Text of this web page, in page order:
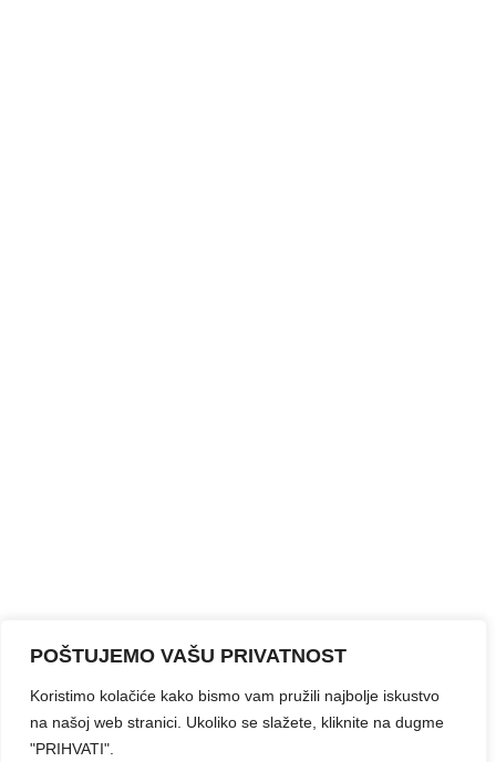
POŠTUJEMO VAŠU PRIVATNOST
Koristimo kolačiće kako bismo vam pružili najbolje iskustvo
na našoj web stranici. Ukoliko se slažete, kliknite na dugme
"PRIHVATI".